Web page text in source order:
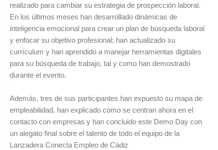
realizado para cambiar su estrategia de prospección laboral.
En los últimos meses han desarrollado dinámicas de
inteligencia emocional para crear un plan de búsqueda laboral
y enfocar su objetivo profesional; han actualizado su
currículum y han aprendido a manejar herramientas digitales
para su búsqueda de trabajo, tal y como han demostrado
durante el evento.
Además, tres de sus participantes han expuesto su mapa de
empleabilidad, han explicado cómo se centran ahora en el
contacto con empresas y han concluido este Demo Day con
un alegato final sobre el talento de todo el equipo de la
Lanzadera Conecta Empleo de Cádiz